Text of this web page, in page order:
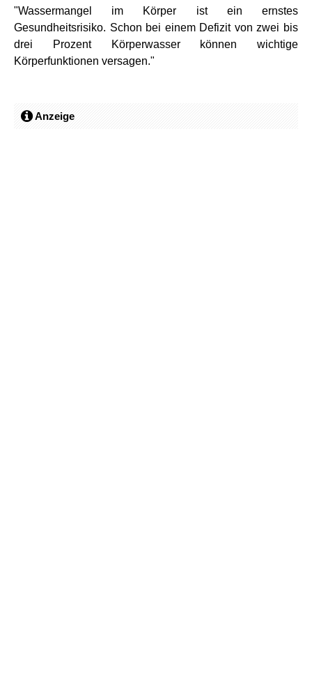
"Wassermangel im Körper ist ein ernstes
Gesundheitsrisiko. Schon bei einem Defizit von zwei bis
drei Prozent Körperwasser können wichtige
Körperfunktionen versagen."
Anzeige